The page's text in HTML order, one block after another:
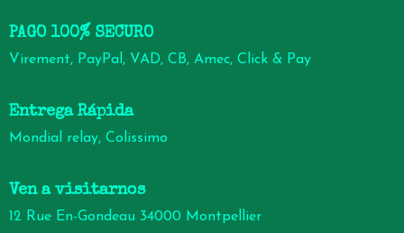
PAGO 100% SECURO
Virement, PayPal, VAD, CB, Amec, Click & Pay
Entrega Rápida
Mondial relay, Colissimo
Ven a visitarnos
12 Rue En-Gondeau 34000 Montpellier